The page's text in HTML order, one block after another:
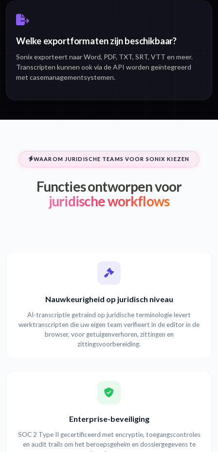
Welke exportformaten zijn beschikbaar?
Sonix exporteert naar Word, PDF, TXT, SRT, VTT en meer.
Transcripten kunnen ook via de API worden geïntegreerd
met casemanagementsystemen.
WAAROM JURIDISCHE TEAMS VOOR SONIX KIEZEN
Functies ontworpen voor
juridische workflows
Nauwkeurigheid op juridisch niveau
AI-transcriptie getraind op juridische terminologie levert
werktranscripten die uw eigen team verifieert in de editor in de
browser, voor getuigenverhoren, zittingen en
zittingsvoorbereiding.
Enterprise-beveiliging
SOC 2 Type II gecertificeerd met encryptie, toegangscontroles
en audit trails om het beroepsgeheim en dossiergegevens te